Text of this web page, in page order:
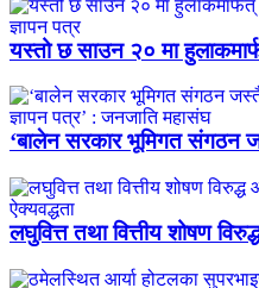
यस्तो छ साउन २० मा
‘बालेन सरकार भूमिगत संगठन
लघुवित्त तथा वित्तीय शोषण